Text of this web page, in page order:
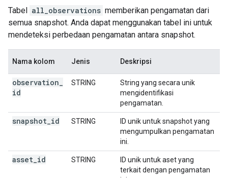
Tabel all_observations memberikan pengamatan dari
semua snapshot. Anda dapat menggunakan tabel ini untuk
mendeteksi perbedaan pengamatan antara snapshot.
Nama kolom Jenis Deskripsi
observation
id
STRING
String yang secara unik
mengidentifikasi
pengamatan.
snapshot id STRING
ID unik untuk snapshot yang
mengumpulkan pengamatan
ini.
asset id STRING
ID unik untuk aset yang
terkait dengan pengamatan